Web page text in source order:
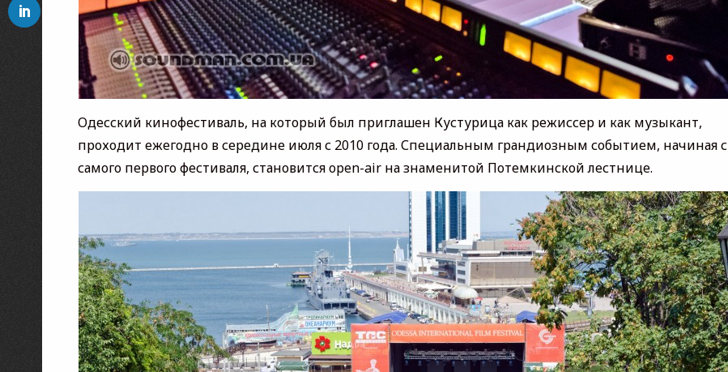
Одесский кинофестиваль, на который был приглашен Кустурица как режиссер и как музыкант,
проходит ежегодно в середине июля с 2010 года. Специальным грандиозным событием, начиная с
самого первого фестиваля, становится open-air на знаменитой Потемкинской лестнице.